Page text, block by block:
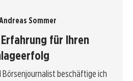
Sommer
für Ihren
Börsenjournalist beschäftige ich